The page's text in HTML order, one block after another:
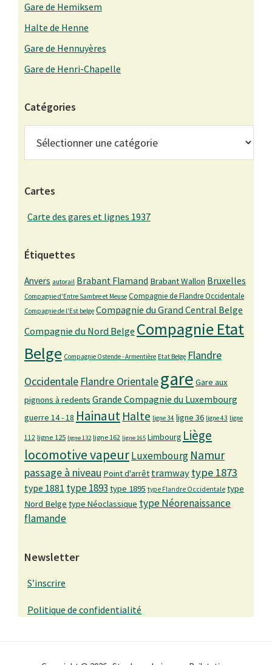
Gare de Hemiksem
Halte de Henne
Gare de Hennuyères
Gare de Henri-Chapelle
Catégories
Cartes
Carte des gares et lignes 1937
Étiquettes
Anvers autorail Brabant Flamand Brabant Wallon Bruxelles
Compagnie d'Entre Sambre et Meuse Compagnie de Flandre Occidentale
Compagnie de l'Est belge Compagnie du Grand Central Belge
Compagnie du Nord Belge Compagnie Etat
Belge Compagnie Ostende - Armentière Etat Belge Flandre
Occidentale Flandre Orientalegare Gare aux
pignons à redents Grande Compagnie du Luxembourg
guerre 14 - 18 Hainaut Halte ligne 34 ligne 36 ligne 43 ligne
112 ligne 125 ligne 132 ligne 162 ligne 165 Limbourg Liège
locomotive vapeurLuxembourg Namur
passage à niveau Point d'arrêt tramway type 1873
type 1881 type 1893 type 1895 type Flandre Occidentale type
Nord Belge type Néoclassique type Néorenaissance
flamande
Newsletter
S’inscrire
Politique de confidentialité